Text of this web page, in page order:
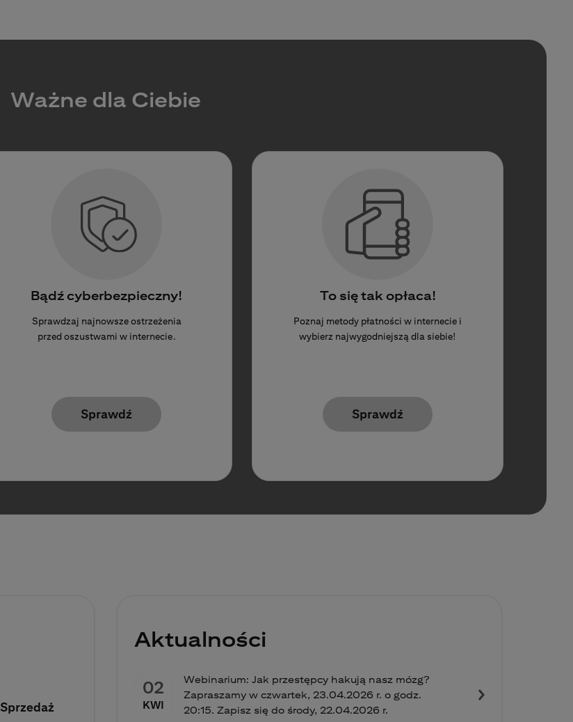
Ważne dla Ciebie
Bądź cyberbezpieczny!
Sprawdzaj najnowsze ostrzeżenia
przed oszustwami w internecie.
Sprawdź
To się tak opłaca!
Poznaj metody płatności w internecie i
wybierz najwygodniejszą dla siebie!
Sprawdź
Sprzedaż
Aktualności
02
KWI
Webinarium: Jak przestępcy hakują nasz mózg?
Zapraszamy w czwartek, 23.04.2026 r. o godz.
20:15. Zapisz się do środy, 22.04.2026 r.